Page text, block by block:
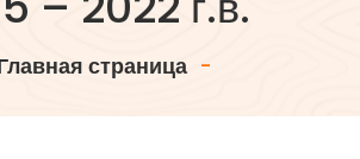
страница-